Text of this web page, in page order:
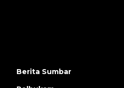
Berita Sumbar